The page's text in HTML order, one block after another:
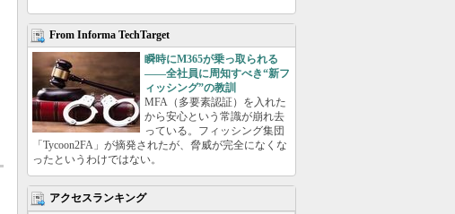
From Informa TechTarget
瞬時にM365が乗っ取られる
――全社員に周知すべき“新フ
ィッシング”の教訓
MFA（多要素認証）を入れた
から安心という常識が崩れ去
っている。フィッシング集団
「Tycoon2FA」が摘発されたが、脅威が完全になくな
ったというわけではない。
アクセスランキング